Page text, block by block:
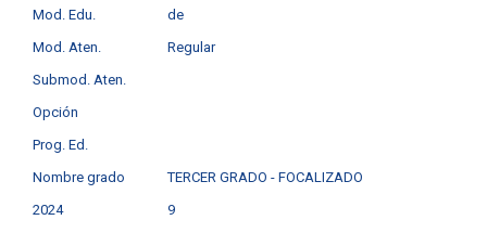
Mod. Edu.
de
Mod. Aten.
Regular
Submod. Aten.
Opción
Prog. Ed.
Nombre grado
TERCER GRADO - FOCALIZADO
2024
9